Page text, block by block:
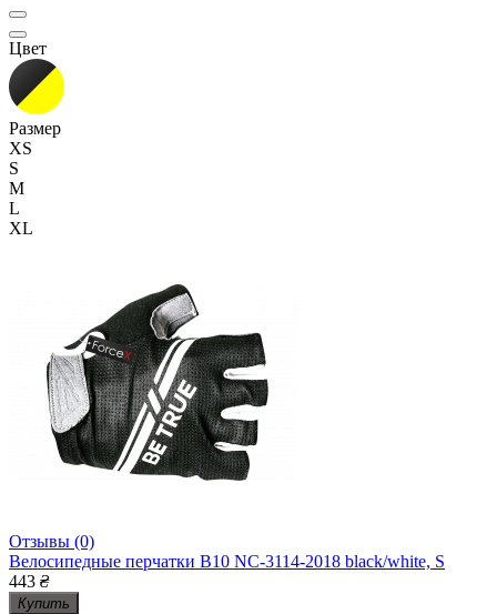
Цвет
Размер
XS
S
M
L
XL
Отзывы (0)
Велосипедные перчатки B10 NC-3114-2018 black/white, S
443 ₴
Купить